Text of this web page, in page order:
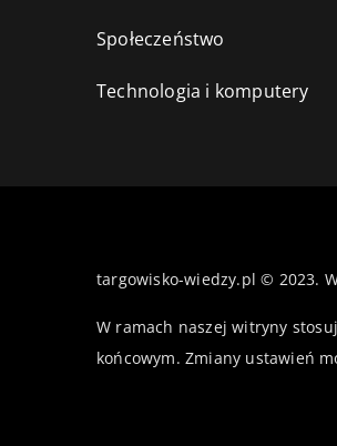
Społeczeństwo
Technologia i komputery
targowisko-wiedzy.pl © 2023.
W ramach naszej witryny
końcowym. Zmiany ustawień